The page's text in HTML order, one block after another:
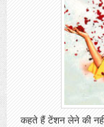
कहते हैं टेंशन लेने की